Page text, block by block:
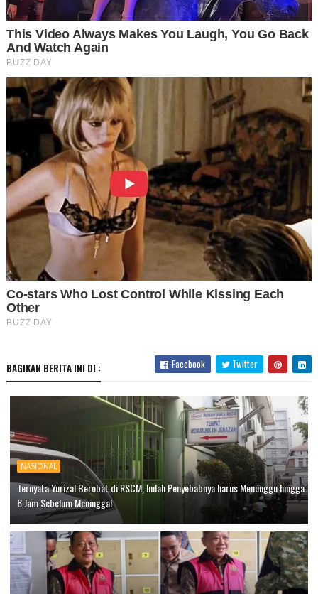
BAGIKAN BERITA INI DI : Facebook Twitter
NASIONAL
Ternyata Yurizal Berobat di RSCM, Inilah Penyebabnya harus Menunggu hingga
8 Jam Sebelum Meninggal